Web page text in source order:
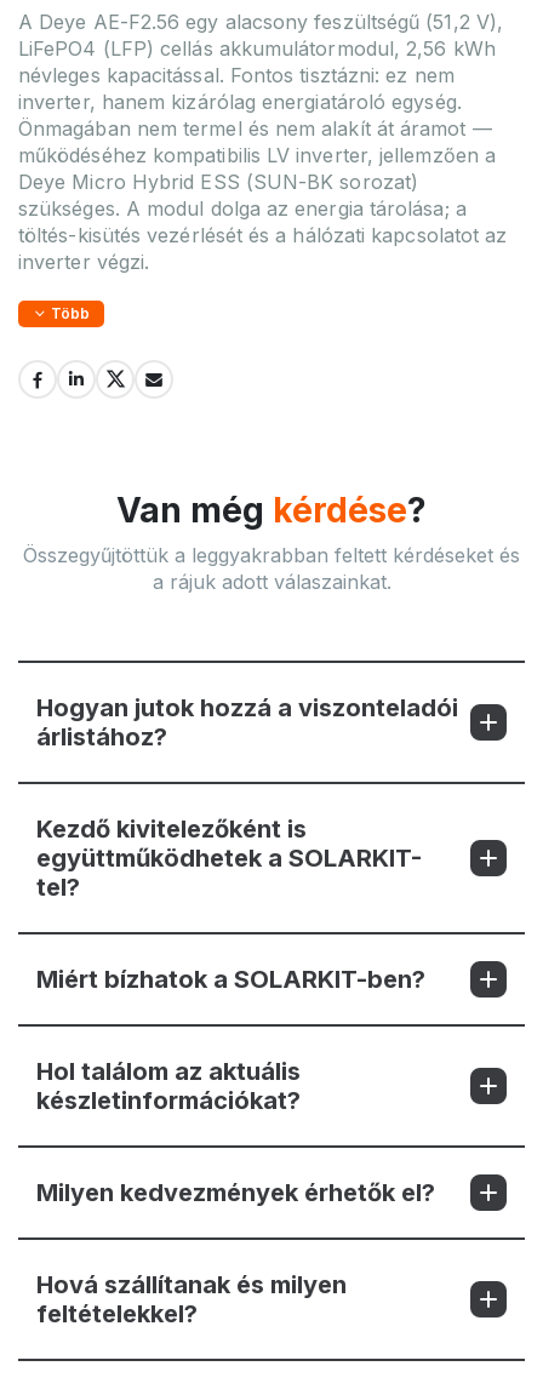
A Deye AE-F2.56 egy alacsony feszültségű (51,2 V),
LiFePO4 (LFP) cellás akkumulátormodul, 2,56 kWh
névleges kapacitással. Fontos tisztázni: ez nem
inverter, hanem kizárólag energiatároló egység.
Önmagában nem termel és nem alakít át áramot —
működéséhez kompatibilis LV inverter, jellemzően a
Deye Micro Hybrid ESS (SUN-BK sorozat)
szükséges. A modul dolga az energia tárolása; a
töltés-kisütés vezérlését és a hálózati kapcsolatot az
inverter végzi.
Több
Van még kérdése?
Összegyűjtöttük a leggyakrabban feltett kérdéseket és
a rájuk adott válaszainkat.
Hogyan jutok hozzá a viszonteladói
árlistához?
Kezdő kivitelezőként is
együttműködhetek a SOLARKIT-
tel?
Miért bízhatok a SOLARKIT-ben?
Hol találom az aktuális
készletinformációkat?
Milyen kedvezmények érhetők el?
Hová szállítanak és milyen
feltételekkel?